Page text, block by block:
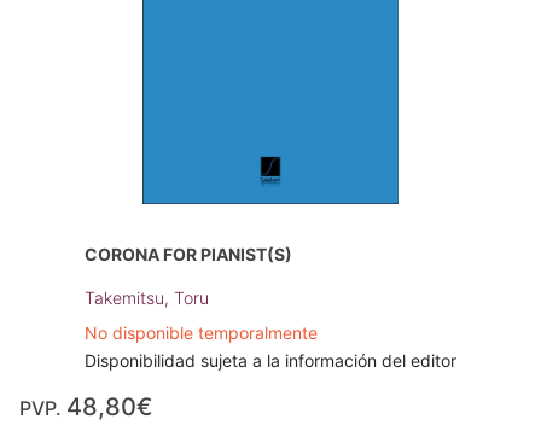
CORONA FOR PIANIST(S)
Takemitsu, Toru
No disponible temporalmente
Disponibilidad sujeta a la información del editor
PVP. 48,80€